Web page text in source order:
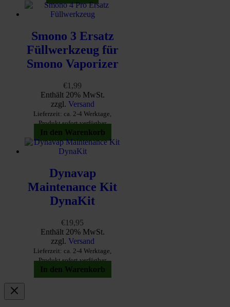
Smono 3 Ersatz
Füllwerkzeug für
Smono Vaporizer
€1,99
Enthält 20% MwSt.
zzgl. Versand
Lieferzeit: ca. 2-4 Werktage,
Produkt sofort verfügbar
In den Warenkorb
Dynavap
Maintenance Kit
DynaKit
€19,95
Enthält 20% MwSt.
zzgl. Versand
Lieferzeit: ca. 2-4 Werktage,
Produkt sofort verfügbar
In den Warenkorb